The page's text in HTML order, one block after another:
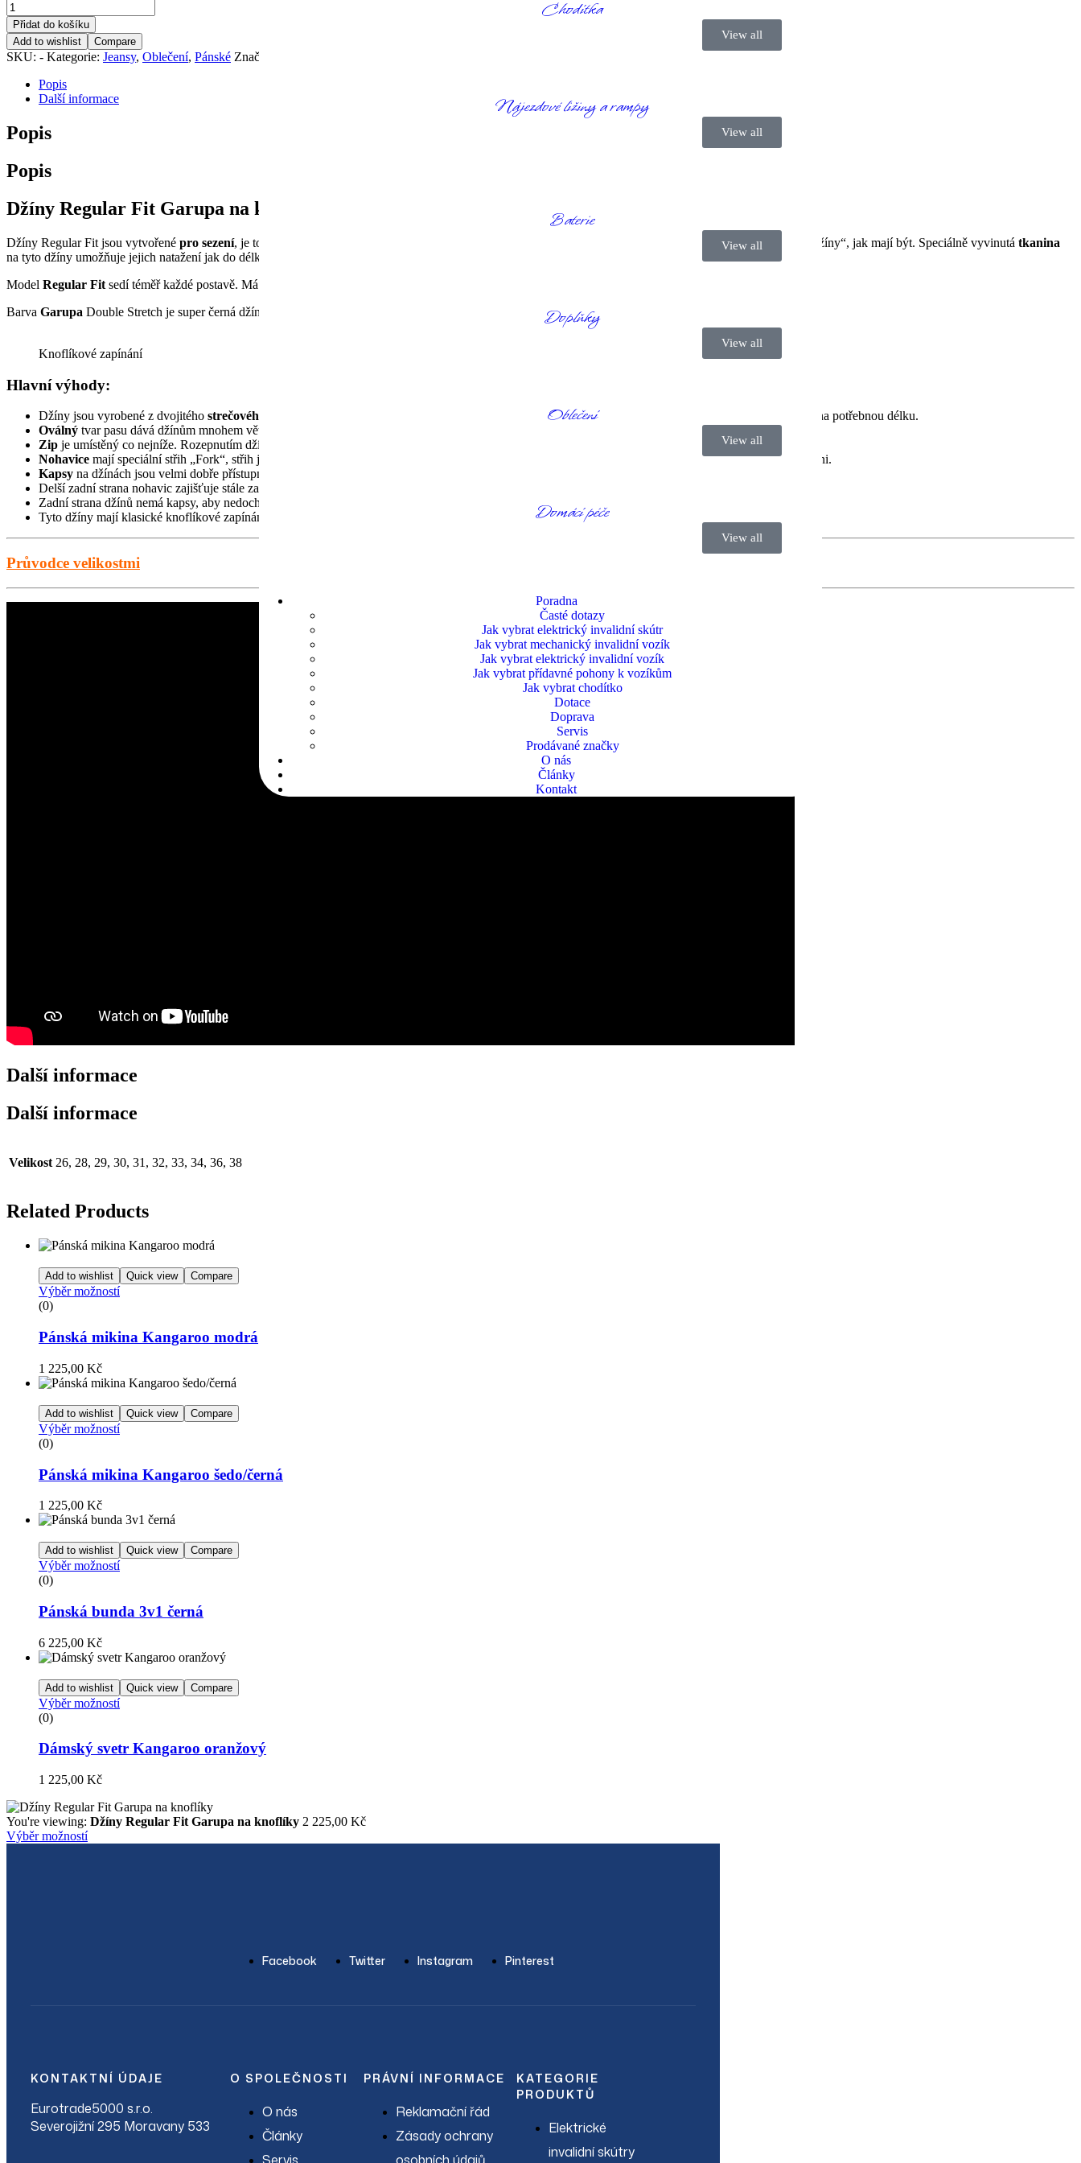
Chodítka
View all
Nájezdové ližiny a rampy
View all
Baterie
View all
Doplňky
View all
Oblečení
View all
Domácí péče
View all
Poradna
Časté dotazy
Jak vybrat elektrický invalidní skútr
Jak vybrat mechanický invalidní vozík
Jak vybrat elektrický invalidní vozík
Jak vybrat přídavné pohony k vozíkům
Jak vybrat chodítko
Dotace
Doprava
Servis
Prodávané značky
O nás
Články
Kontakt
Přidat do košíku
Add to wishlist
Compare
SKU: - Kategorie: Jeansy, Oblečení, Pánské Značka:
Popis
Další informace
Popis
Popis
Džíny Regular Fit Garupa na knoflíky
Džíny Regular Fit jsou vytvořené pro sezení, je to hlavní účel, pro který byly vyrobeny. Vynikají pohodlím, střihem, výkonem a vzhledem. Jsou to tzv. „sedící džíny“, jak mají být. Speciálně vyvinutá tkanina
na tyto džíny umožňuje jejich natažení jak do délky, tak i šířky.
Model Regular Fit sedí téměř každé postavě. Má tvar mrkve, tedy pravidelný zužující se střih.
Barva Garupa Double Stretch je super černá džínovina 11,5 oz s 3 % lycry. Má tmavě šedý podklad, který přechází do světlejších tónů.
Knoflíkové zapínání
Hlavní výhody:
Džíny jsou vyrobené z dvojitého strečového
denimu. Streč v látce snižuje tření na kůži. Délkový streč usnadňuje nastavení délky džínů. Stačí je stáhnout na potřebnou délku.
Oválný tvar pasu dává džínům mnohem větší prostor pro oblékání.
Zip je umístěný co nejníže. Rozepnutím džínů získáte více prostoru, pokud potřebujete provádět akce v oblasti rozkroku.
Nohavice mají speciální střih „Fork“, střih je určený pro uživatele, kteří mají kolena u sebe. Džíny jsou vyrobené pro jízdu na invalidním vozíku, ne na koni.
Kapsy na džínách jsou velmi dobře přístupné i ze sedu.
Delší zadní strana nohavic zajišťuje stále zakryté kotníky.
Zadní strana džínů nemá kapsy, aby nedocházelo k otlačeninám.
Tyto džíny mají klasické knoflíkové zapínání, které však netlačí a dobře sedí.
Průvodce velikostmi
Další informace
Další informace
Velikost 26, 28, 29, 30, 31, 32, 33, 34, 36, 38
Related Products
Add to wishlist Quick view Compare
Výběr možností
(0)
Pánská mikina Kangaroo modrá
1 225,00 Kč
Add to wishlist Quick view Compare
Výběr možností
(0)
Pánská mikina Kangaroo šedo/černá
1 225,00 Kč
Add to wishlist Quick view Compare
Výběr možností
(0)
Pánská bunda 3v1 černá
6 225,00 Kč
Add to wishlist Quick view Compare
Výběr možností
(0)
Dámský svetr Kangaroo oranžový
1 225,00 Kč
You're viewing: Džíny Regular Fit Garupa na knoflíky 2 225,00 Kč
Výběr možností
Facebook Twitter Instagram Pinterest
KONTAKTNÍ ÚDAJE
Eurotrade5000 s.r.o.
Severojižní 295 Moravany 533
O SPOLEČNOSTI
O nás
Články
PRÁVNÍ INFORMACE
Reklamační řád
Zásady ochrany
KATEGORIE
PRODUKTŮ
Elektrické
invalidní skútry